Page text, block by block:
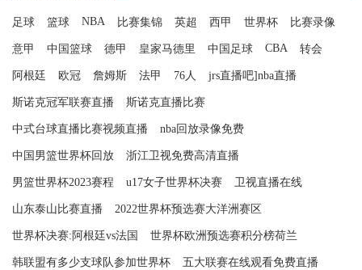
足球 篮球 NBA 比赛集锦 英超 西甲 世界杯 比赛录像
意甲 中国篮球 德甲 皇家马德里 中国足球 CBA 转会
阿根廷 欧冠 詹姆斯 法甲 76人 jrs直播吧]nba直播
斯诺克冠军联赛直播 斯诺克直播比赛
中式台球直播比赛视频直播 nba回放录像免费
中国男篮世界杯回放 浙江卫视免费高清直播
男篮世界杯2023赛程 u17女子世界杯决赛 卫视直播在线
山东泰山比赛直播 2022世界杯预选赛大洋洲赛区
世界杯决赛:阿根廷vs法国 世界杯欧洲预选赛积分榜荷兰
韩联盟有多少支球队参加世界杯 五大联赛在线观看免费直播